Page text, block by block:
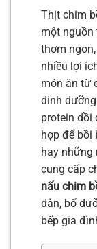
Thịt chim
một nguồn
thơm
nhiều lợi
món ăn từ
dinh
protein dồi
hợp để bồi
hay những
cung cấp
nấu chim
dẫn, bổ
bếp gia